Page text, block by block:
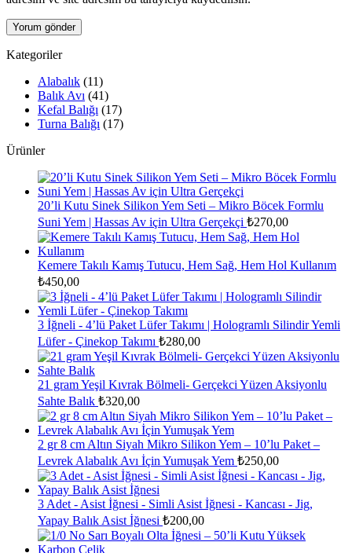
Kategoriler
Alabalık (11)
Balık Avı (41)
Kefal Balığı (17)
Turna Balığı (17)
Ürünler
20’li Kutu Sinek Silikon Yem Seti – Mikro Böcek Formlu
Suni Yem | Hassas Av için Ultra Gerçekçi ₺270,00
Kemere Takılı Kamış Tutucu, Hem Sağ, Hem Hol Kullanım
₺450,00
3 İğneli - 4’lü Paket Lüfer Takımı | Hologramlı Silindir Yemli
Lüfer - Çinekop Takımı ₺280,00
21 gram Yeşil Kıvrak Bölmeli- Gerçekci Yüzen Aksiyonlu
Sahte Balık ₺320,00
2 gr 8 cm Altın Siyah Mikro Silikon Yem – 10’lu Paket –
Levrek Alabalık Avı İçin Yumuşak Yem ₺250,00
3 Adet - Asist İğnesi - Simli Asist İğnesi - Kancası - Jig,
Yapay Balık Asist İğnesi ₺200,00